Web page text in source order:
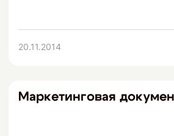
20.11.2014
Маркетинговая